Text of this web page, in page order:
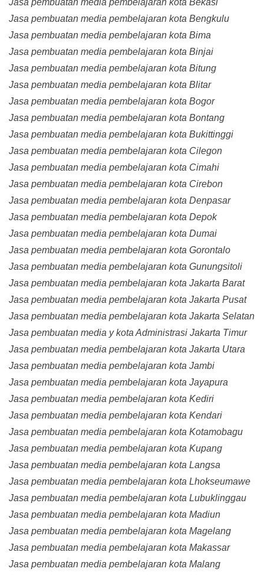
Jasa pembuatan media pembelajaran kota Bekasi
Jasa pembuatan media pembelajaran kota Bengkulu
Jasa pembuatan media pembelajaran kota Bima
Jasa pembuatan media pembelajaran kota Binjai
Jasa pembuatan media pembelajaran kota Bitung
Jasa pembuatan media pembelajaran kota Blitar
Jasa pembuatan media pembelajaran kota Bogor
Jasa pembuatan media pembelajaran kota Bontang
Jasa pembuatan media pembelajaran kota Bukittinggi
Jasa pembuatan media pembelajaran kota Cilegon
Jasa pembuatan media pembelajaran kota Cimahi
Jasa pembuatan media pembelajaran kota Cirebon
Jasa pembuatan media pembelajaran kota Denpasar
Jasa pembuatan media pembelajaran kota Depok
Jasa pembuatan media pembelajaran kota Dumai
Jasa pembuatan media pembelajaran kota Gorontalo
Jasa pembuatan media pembelajaran kota Gunungsitoli
Jasa pembuatan media pembelajaran kota Jakarta Barat
Jasa pembuatan media pembelajaran kota Jakarta Pusat
Jasa pembuatan media pembelajaran kota Jakarta Selatan
Jasa pembuatan media y kota Administrasi Jakarta Timur
Jasa pembuatan media pembelajaran kota Jakarta Utara
Jasa pembuatan media pembelajaran kota Jambi
Jasa pembuatan media pembelajaran kota Jayapura
Jasa pembuatan media pembelajaran kota Kediri
Jasa pembuatan media pembelajaran kota Kendari
Jasa pembuatan media pembelajaran kota Kotamobagu
Jasa pembuatan media pembelajaran kota Kupang
Jasa pembuatan media pembelajaran kota Langsa
Jasa pembuatan media pembelajaran kota Lhokseumawe
Jasa pembuatan media pembelajaran kota Lubuklinggau
Jasa pembuatan media pembelajaran kota Madiun
Jasa pembuatan media pembelajaran kota Magelang
Jasa pembuatan media pembelajaran kota Makassar
Jasa pembuatan media pembelajaran kota Malang